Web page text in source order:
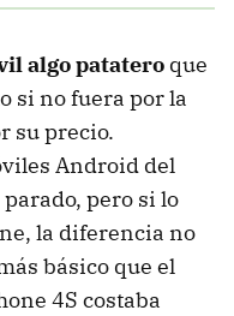
algo patatero que
si no fuera por la
su precio.
Android del
pero si lo
la diferencia no
básico que el
4S costaba